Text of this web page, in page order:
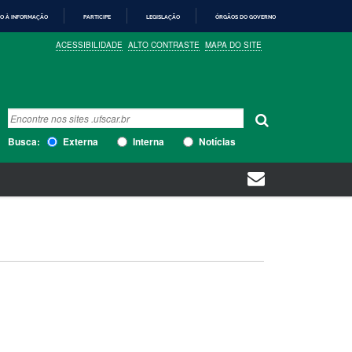
À INFORMAÇÃO PARTICIPE LEGISLAÇÃO ÓRGÃOS DO GOVERNO
ACESSIBILIDADE ALTO CONTRASTE MAPA DO SITE
Busca
Busca Avançada…
Busca: Externa Interna Notícias